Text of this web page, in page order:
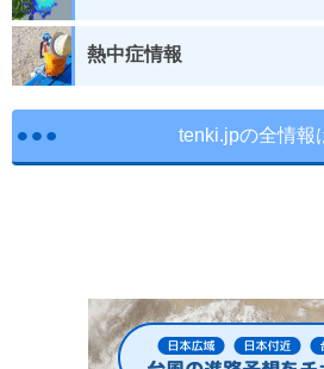
熱中症情報
tenki.jpの全情報